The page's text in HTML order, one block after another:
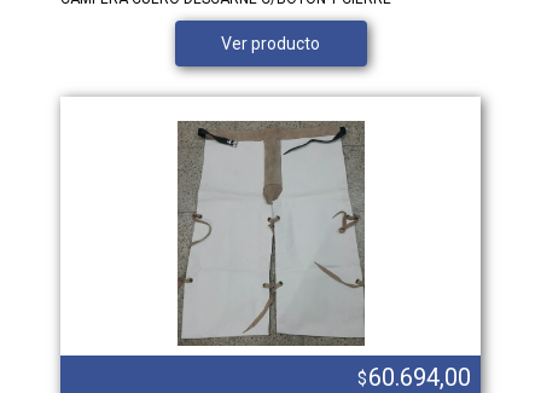
Ver producto
$60.694,00